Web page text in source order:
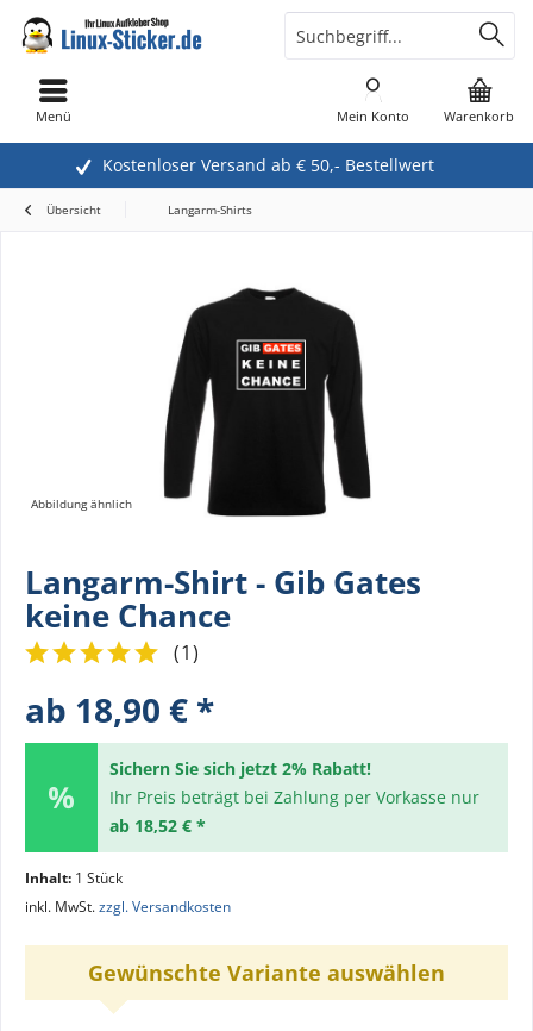
Kostenloser Versand ab € 50,- Bestellwert
Warenkorb
Mein Konto
Menü
Übersicht Langarm-Shirts
Abbildung ähnlich
Langarm-Shirt - Gib Gates
keine Chance
(1)
ab 18,90 € *
Sichern Sie sich jetzt 2% Rabatt!
Ihr Preis beträgt bei Zahlung per Vorkasse nur
ab 18,52 € *
Inhalt: 1 Stück
inkl. MwSt.zzgl. Versandkosten
Gewünschte Variante auswählen